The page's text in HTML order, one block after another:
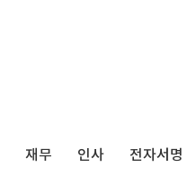
재무 인사 전자서명